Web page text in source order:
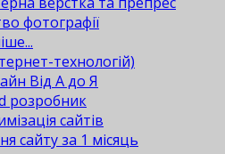
фотографії
технологій)
Від А до Я
розробник
сайтів
сайту за 1 місяць